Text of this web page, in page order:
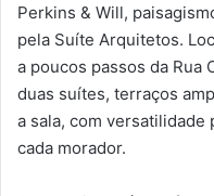
Perkins & Will,
pela Suíte Arquitetos.
a poucos passos da Rua
duas suítes, terraços
a sala, com versatilidade
cada morador.